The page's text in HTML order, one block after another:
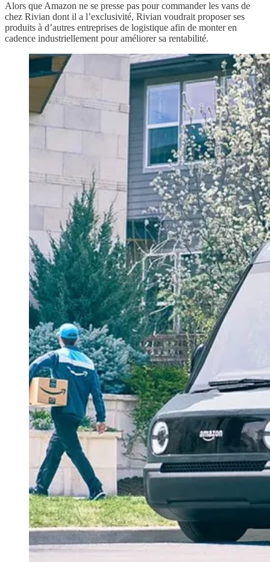
Alors que Amazon ne se presse pas pour commander les vans de
chez Rivian dont il a l’exclusivité, Rivian voudrait proposer ses
produits à d’autres entreprises de logistique afin de monter en
cadence industriellement pour améliorer sa rentabilité.